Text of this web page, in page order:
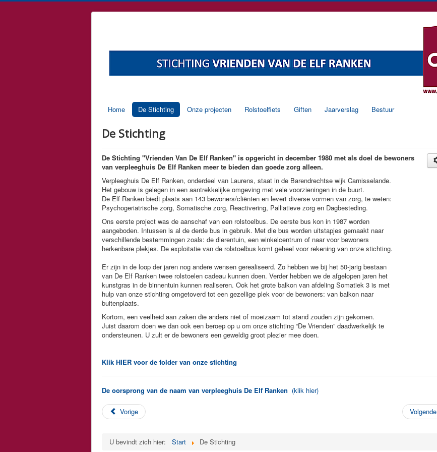
Home De Stichting Onze projecten Rolstoelfiets Giften Jaarverslag Bestuur
De Stichting
De Stichting "Vrienden Van De Elf Ranken" is opgericht in december 1980 met als doel de bewoners
van verpleeghuis De Elf Ranken meer te bieden dan goede zorg alleen.
Verpleeghuis De Elf Ranken, onderdeel van Laurens, staat in de Barendrechtse wijk Carnisselande.
Het gebouw is gelegen in een aantrekkelijke omgeving met vele voorzieningen in de buurt.
De Elf Ranken biedt plaats aan 143 bewoners/cliënten en levert diverse vormen van zorg, te weten:
Psychogeriatrische zorg, Somatische zorg, Reactivering, Palliatieve zorg en Dagbesteding.
Ons eerste project was de aanschaf van een rolstoelbus. De eerste bus kon in 1987 worden
aangeboden. Intussen is al de derde bus in gebruik. Met die bus worden uitstapjes gemaakt naar
verschillende bestemmingen zoals: de dierentuin, een winkelcentrum of naar voor bewoners
herkenbare plekjes. De exploitatie van de rolstoelbus komt geheel voor rekening van onze stichting.
Er zijn in de loop der jaren nog andere wensen gerealiseerd. Zo hebben we bij het 50-jarig bestaan
van De Elf Ranken twee rolstoelen cadeau kunnen doen. Verder hebben we de afgelopen jaren het
kunstgras in de binnentuin kunnen realiseren. Ook het grote balkon van afdeling Somatiek 3 is met
hulp van onze stichting omgetoverd tot een gezellige plek voor de bewoners: van balkon naar
buitenplaats.
Kortom, een veelheid aan zaken die anders niet of moeizaam tot stand zouden zijn gekomen.
Juist daarom doen we dan ook een beroep op u om onze stichting “De Vrienden” daadwerkelijk te
ondersteunen. U zult er de bewoners een geweldig groot plezier mee doen.
Klik HIER voor de folder van onze stichting
De oorsprong van de naam van verpleeghuis De Elf Ranken (klik hier)
Vorige Volgende
U bevindt zich hier: Start De Stichting